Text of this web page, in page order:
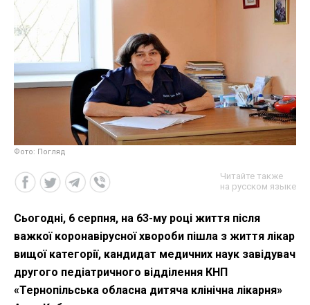
Фото: Погляд
Читайте также
на русском языке
Сьогодні, 6 серпня, на 63-му році життя після
важкої коронавірусної хвороби пішла з життя лікар
вищої категорії, кандидат медичних наук завідувач
другого педіатричного відділення КНП
«Тернопільська обласна дитяча клінічна лікарня»